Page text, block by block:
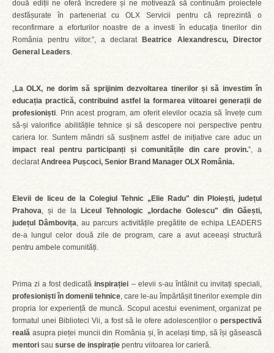
două ediții ne oferă încredere și ne motivează să continuăm proiectele
desfășurate în parteneriat cu OLX Servicii pentru că reprezintă o
reconfirmare a eforturilor noastre de a investi în educația tinerilor din
România pentru viitor.”, a declarat
Beatrice Alexandrescu, Director
General Leaders.
„La OLX, ne dorim să sprijinim dezvoltarea tinerilor și să investim în
educația practică, contribuind astfel la formarea viitoarei generații de
profesioniști. Prin acest program, am oferit elevilor ocazia să învețe cum
să-și valorifice abilitățile tehnice și să descopere noi perspective pentru
cariera lor. Suntem mândri să susținem astfel de inițiative care aduc un
impact real pentru participanți și comunitățile din care provin.”, a
declaratAndreea Pușcoci, Senior Brand Manager OLX România.
Elevii de liceu de la Colegiul Tehnic „Elie Radu" din Ploiești, județul
Prahova, și de la
Liceul Tehnologic „Iordache Golescu" din Găești,
județul Dâmbovița, au parcurs activitățile pregătite de echipa LEADERS
de-a lungul celor două zile de program, care a avut aceeași structură
pentru ambele comunități.
Prima zi a fost dedicatăinspirației – elevii s-au întâlnit cu invitați speciali,
profesioniști în domenii tehnice, care le-au împărtășit tinerilor exemple din
propria lor experiență de muncă. Scopul acestui eveniment, organizat pe
formatul unei Biblioteci Vii, a fost să le ofere adolescenților o perspectivă
reală asupra pieței muncii din România și, în același timp, să își găsească
mentori sau surse de inspirație pentru viitoarea lor carieră.